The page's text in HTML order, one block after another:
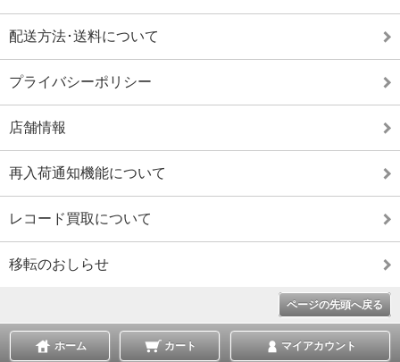
配送方法･送料について
プライバシーポリシー
店舗情報
再入荷通知機能について
レコード買取について
移転のおしらせ
ページの先頭へ戻る
ホーム カート マイアカウント